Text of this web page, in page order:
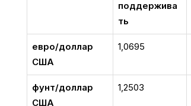
поддержива
ть
евро/доллар
США
1,0695
фунт/доллар
США
1,2503